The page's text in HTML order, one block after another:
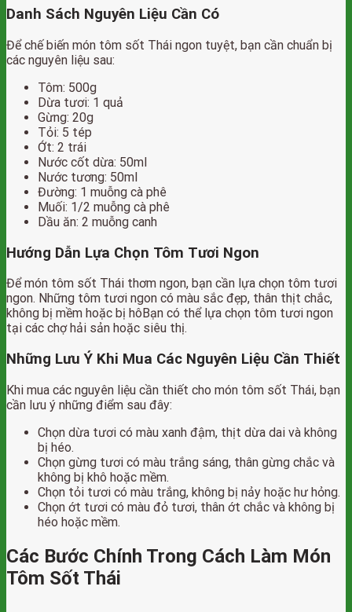
Danh Sách Nguyên Liệu Cần Có
Để chế biến món tôm sốt Thái ngon tuyệt, bạn cần chuẩn bị
các nguyên liệu sau:
Tôm: 500g
Dừa tươi: 1 quả
Gừng: 20g
Tỏi: 5 tép
Ớt: 2 trái
Nước cốt dừa: 50ml
Nước tương: 50ml
Đường: 1 muỗng cà phê
Muối: 1/2 muỗng cà phê
Dầu ăn: 2 muỗng canh
Hướng Dẫn Lựa Chọn Tôm Tươi Ngon
Để món tôm sốt Thái thơm ngon, bạn cần lựa chọn tôm tươi
ngon. Những tôm tươi ngon có màu sắc đẹp, thân thịt chắc,
không bị mềm hoặc bị hôBạn có thể lựa chọn tôm tươi ngon
tại các chợ hải sản hoặc siêu thị.
Những Lưu Ý Khi Mua Các Nguyên Liệu Cần Thiết
Khi mua các nguyên liệu cần thiết cho món tôm sốt Thái, bạn
cần lưu ý những điểm sau đây:
Chọn dừa tươi có màu xanh đậm, thịt dừa dai và không
bị héo.
Chọn gừng tươi có màu trắng sáng, thân gừng chắc và
không bị khô hoặc mềm.
Chọn tỏi tươi có màu trắng, không bị nảy hoặc hư hỏng.
Chọn ớt tươi có màu đỏ tươi, thân ớt chắc và không bị
héo hoặc mềm.
Các Bước Chính Trong Cách Làm Món
Tôm Sốt Thái